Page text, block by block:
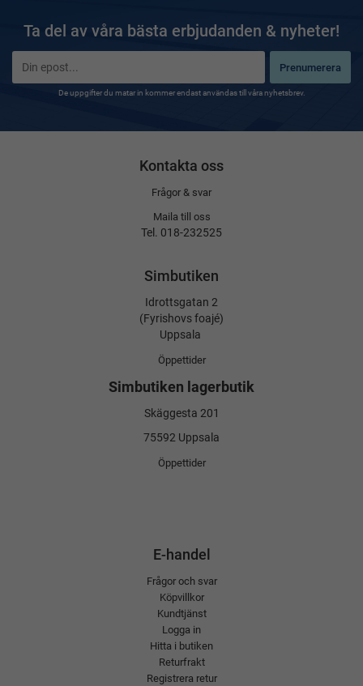
Ta del av våra bästa erbjudanden & nyheter!
Prenumerera
De uppgifter du matar in kommer endast användas till våra nyhetsbrev.
Kontakta oss
Frågor & svar
Maila till oss
Tel. 018-232525
Simbutiken
Idrottsgatan 2
(Fyrishovs foajé)
Uppsala
Öppettider
Simbutiken lagerbutik
Skäggesta 201
75592 Uppsala
Öppettider
E-handel
Frågor och svar
Köpvillkor
Kundtjänst
Logga in
Hitta i butiken
Returfrakt
Registrera retur